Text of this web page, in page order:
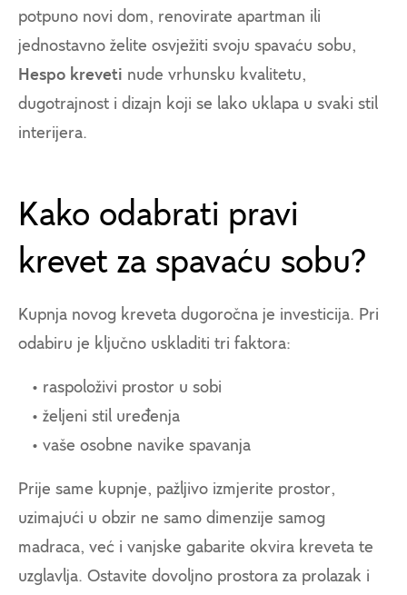
potpuno novi dom, renovirate apartman ili
jednostavno želite osvježiti svoju spavaću sobu,
Hespo kreveti nude vrhunsku kvalitetu,
dugotrajnost i dizajn koji se lako uklapa u svaki stil
interijera.
Kako odabrati pravi
krevet za spavaću sobu?
Kupnja novog kreveta dugoročna je investicija. Pri
odabiru je ključno uskladiti tri faktora:
• raspoloživi prostor u sobi
• željeni stil uređenja
• vaše osobne navike spavanja
Prije same kupnje, pažljivo izmjerite prostor,
uzimajući u obzir ne samo dimenzije samog
madraca, već i vanjske gabarite okvira kreveta te
uzglavlja. Ostavite dovoljno prostora za prolazak i